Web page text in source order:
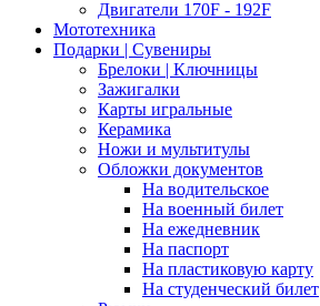
Двигатели 170F - 192F
Мототехника
Подарки | Сувениры
Брелоки | Ключницы
Зажигалки
Карты игральные
Керамика
Ножи и мультитулы
Обложки документов
На водительское
На военный билет
На ежедневник
На паспорт
На пластиковую карту
На студенческий билет